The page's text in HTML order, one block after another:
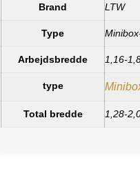
Brand LTW
Type
Arbejdsbredde 1,16-
type
Total bredde 1,28-